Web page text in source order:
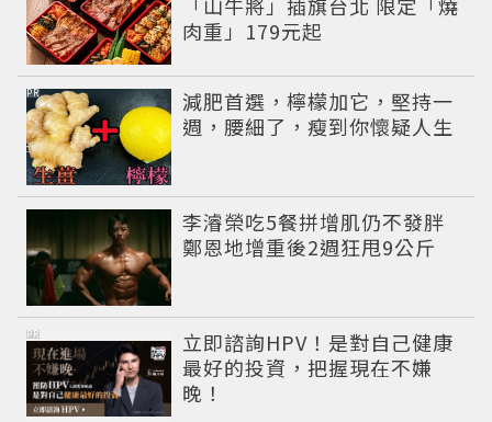
「山牛將」插旗台北 限定「燒
肉重」179元起
減肥首選，檸檬加它，堅持一
週，腰細了，瘦到你懷疑人生
PR
李濬榮吃5餐拼增肌仍不發胖
鄭恩地增重後2週狂甩9公斤
立即諮詢HPV！是對自己健康
最好的投資，把握現在不嫌
晚！
PR